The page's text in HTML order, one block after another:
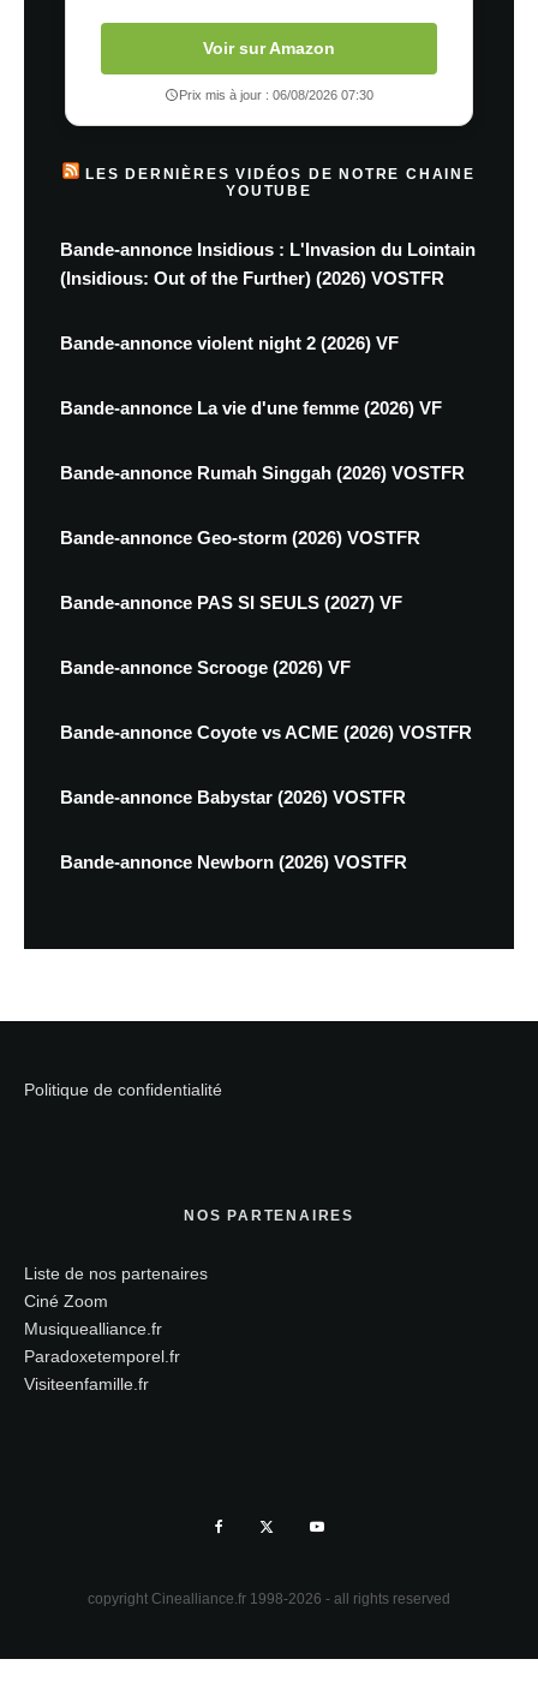
Voir sur Amazon
Prix mis à jour : 06/08/2026 07:30
LES DERNIÈRES VIDÉOS DE NOTRE CHAINE
YOUTUBE
Bande-annonce Insidious : L'Invasion du Lointain
(Insidious: Out of the Further) (2026) VOSTFR
Bande-annonce violent night 2 (2026) VF
Bande-annonce La vie d'une femme (2026) VF
Bande-annonce Rumah Singgah (2026) VOSTFR
Bande-annonce Geo-storm (2026) VOSTFR
Bande-annonce PAS SI SEULS (2027) VF
Bande-annonce Scrooge (2026) VF
Bande-annonce Coyote vs ACME (2026) VOSTFR
Bande-annonce Babystar (2026) VOSTFR
Bande-annonce Newborn (2026) VOSTFR
Politique de confidentialité
NOS PARTENAIRES
Liste de nos partenaires
Ciné Zoom
Musiquealliance.fr
Paradoxetemporel.fr
Visiteenfamille.fr
copyright Cinealliance.fr 1998-2026 - all rights reserved